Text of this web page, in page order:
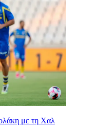
με τη Χαλ